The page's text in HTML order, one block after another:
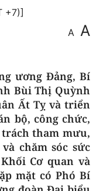
+7)]
A A
ương Đảng, Bí
Bùi Thị Quỳnh
Ất Tỵ và triển
bộ, công chức,
tham mưu,
chăm sóc sức
Cơ quan và
mặt có Phó Bí